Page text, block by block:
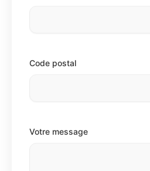
Code postal
Votre message